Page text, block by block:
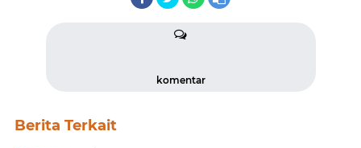
komentar
Berita Terkait